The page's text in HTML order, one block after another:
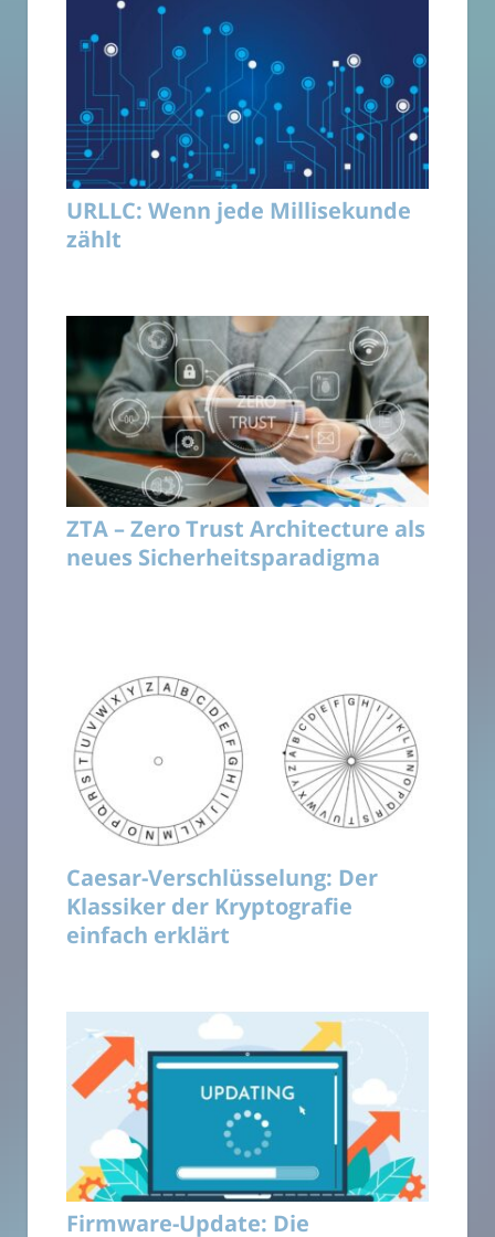
URLLC: Wenn jede Millisekunde
zählt
ZTA – Zero Trust Architecture als
neues Sicherheitsparadigma
Caesar-Verschlüsselung: Der
Klassiker der Kryptografie
einfach erklärt
Firmware-Update: Die